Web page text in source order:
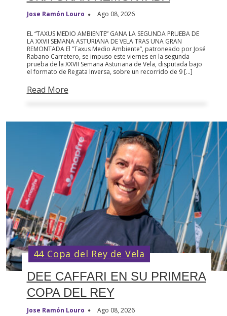
Jose Ramón Louro Ago 08, 2026
EL “TAXUS MEDIO AMBIENTE” GANA LA SEGUNDA PRUEBA DE
LA XXVII SEMANA ASTURIANA DE VELA TRAS UNA GRAN
REMONTADA El “Taxus Medio Ambiente”, patroneado por José
Rabano Carretero, se impuso este viernes en la segunda
prueba de la XXVII Semana Asturiana de Vela, disputada bajo
el formato de Regata Inversa, sobre un recorrido de 9 […]
Read More
DEE CAFFARI EN SU PRIMERA
COPA DEL REY
Jose Ramón Louro Ago 08, 2026
44 Copa del Rey de Vela